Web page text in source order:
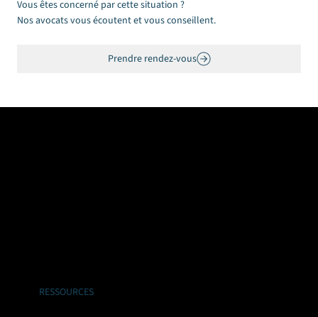
Vous êtes concerné par cette situation ?
Nos avocats vous écoutent et vous conseillent.
Prendre rendez-vous
RESSOURCES